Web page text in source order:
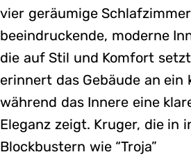
vier geräumige
beeindruckende, moderne
die auf Stil und Komfort
erinnert das Gebäude an ein
während das Innere eine
Eleganz zeigt. Kruger, die in
Blockbustern wie “Troja”